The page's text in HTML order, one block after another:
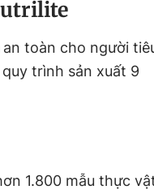
toàn cho người
trình sản xuất 9
1.800 mẫu thực